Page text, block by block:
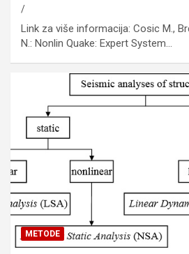
Link za više informacija: Cosic M.,
N.: Nonlin Quake: Expert System…
METODE